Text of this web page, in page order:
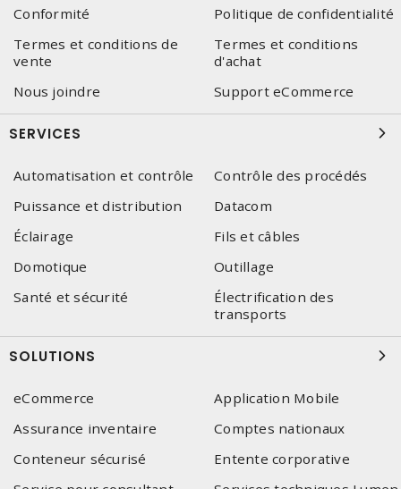
Conformité
Politique de confidentialité
Termes et conditions de
vente
Termes et conditions
d'achat
Nous joindre
Support eCommerce
SERVICES
Automatisation et contrôle
Contrôle des procédés
Puissance et distribution
Datacom
Éclairage
Fils et câbles
Domotique
Outillage
Santé et sécurité
Électrification des
transports
SOLUTIONS
eCommerce
Application Mobile
Assurance inventaire
Comptes nationaux
Conteneur sécurisé
Entente corporative